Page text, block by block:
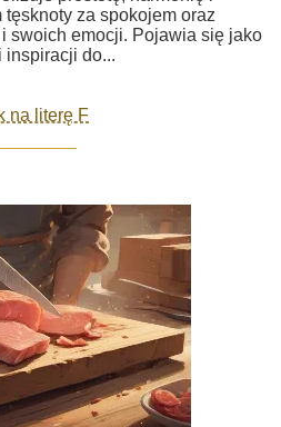
za spokojem oraz
swoich emocji. Pojawia się jako
inspiracji do...
na literę F